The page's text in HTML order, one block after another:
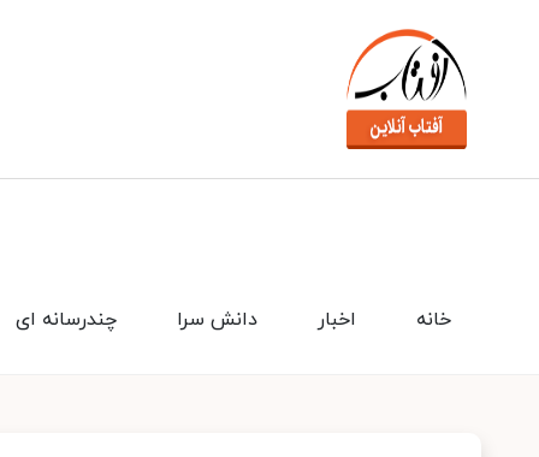
چندرسانه ای دانش سرا اخبار خانه